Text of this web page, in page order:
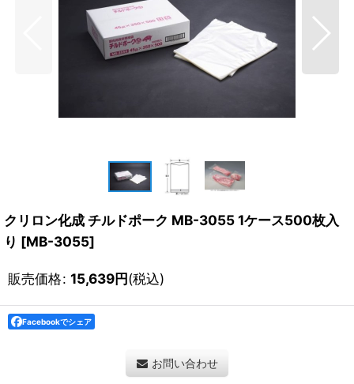
クリロン化成 チルドポーク MB-3055 1ケース500枚入
り [MB-3055]
販売価格: 15,639円(税込)
Facebookでシェア
お問い合わせ